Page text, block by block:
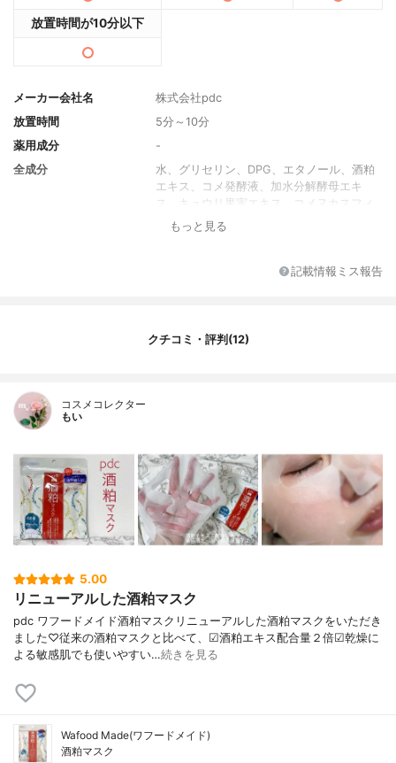
放置時間が10分以下
メーカー会社名
株式会社pdc
放置時間
5分～10分
薬用成分
-
全成分
水、グリセリン、DPG、エタノール、酒粕
エキス、コメ発酵液、加水分解酵母エキ
ス、キュウリ果実エキス、コメヌカスフィ
ンゴ糖脂質、ユズ種子エキス、BG、グリシ
メチコン、ミリスチン酸ポリグリセリル‐1
ィチン酸、フェノキシエタノール、香料
製造国
内容量のバリエーション
もっと見る
記載情報ミス報告
クチコミ・評判(12)
コスメコレクター
もい
5.00
リニューアルした酒粕マスク
pdc ワフードメイド酒粕マスクリニューアルした酒粕マスクをいただき
ました♡従来の酒粕マスクと比べて、☑︎酒粕エキス配合量２倍☑︎乾燥に
よる敏感肌でも使いやすい…続きを見る
Wafood Made(ワフードメイド)
酒粕マスク